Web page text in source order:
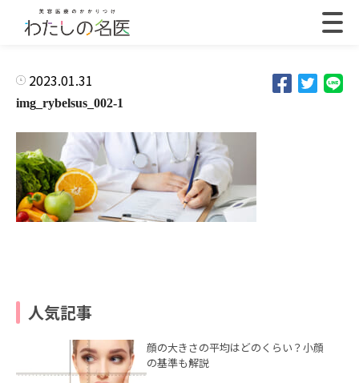
2023.01.31
img_rybelsus_002-1
人気記事
顔の大きさの平均はどのくらい？小顔
の基準も解説